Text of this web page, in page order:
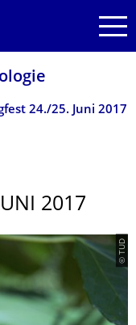
24./25. Juni 2017
2017
© TUD